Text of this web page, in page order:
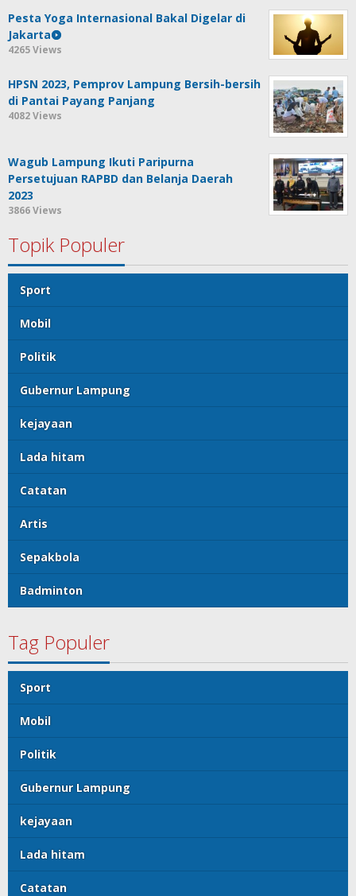
Pesta Yoga Internasional Bakal Digelar di
Jakarta
4265 Views
HPSN 2023, Pemprov Lampung Bersih-bersih
di Pantai Payang Panjang
4082 Views
Wagub Lampung Ikuti Paripurna
Persetujuan RAPBD dan Belanja Daerah
2023
3866 Views
Topik Populer
Sport
Mobil
Politik
Gubernur Lampung
kejayaan
Lada hitam
Catatan
Artis
Sepakbola
Badminton
Tag Populer
Sport
Mobil
Politik
Gubernur Lampung
kejayaan
Lada hitam
Catatan